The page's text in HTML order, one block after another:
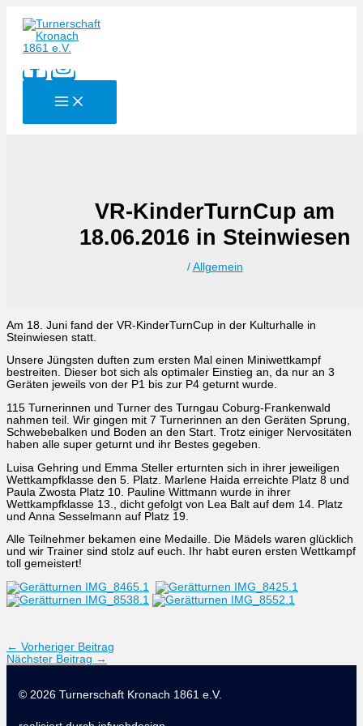
Inhalt
springen
VR-KinderTurnCup am
18.06.2016 in Steinwiesen
/ Allgemein
Am 18. Juni fand der VR-KinderTurnCup in der Kulturhalle in
Steinwiesen statt.
Unsere Jüngsten duften zum ersten Mal einen Miniwettkampf
bestreiten. Dieser bot sich als optimaler Einstieg an, da nur an 3
Geräten jeweils von der P1 bis zur P4 geturnt wurde.
115 Turnerinnen und Turner des Turngau Coburg-Frankenwald
nahmen teil. Wir gingen mit 7 Turnerinnen an den Geräten Sprung,
Schwebebalken und Boden an den Start. Trotz einiger Nervositäten
haben alle super geturnt und ihr Bestes gegeben.
Luisa Gehring und Emma Steller erturnten sich in ihrer jeweiligen
Wettkampfklasse den 5. Platz. Marlene Haida erreichte Platz 8 und
Paula Zwosta Platz 10. Pauline Wittmann wurde in ihrer
Wettkampfklasse 13., dicht gefolgt von Lea Balt auf dem 14. Platz
und Anna Sesselmann auf Platz 19.
Alle Teilnehmer bekamen eine Medaille. Die Mädels waren glücklich
und wir Trainer sind stolz auf euch. Ihr habt euren ersten Wettkampf
toll gemeistert!
← Vorheriger Beitrag
Nächster Beitrag →
© 2026 Turnerschaft Kronach 1861 e.V.